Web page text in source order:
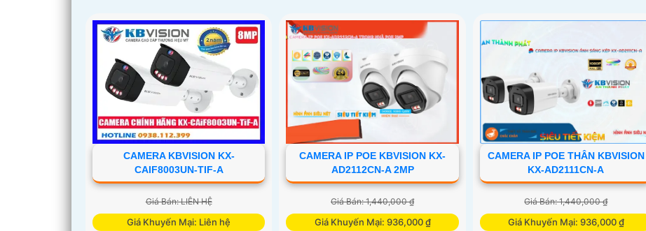
CAMERA KBVISION KX-
CAIF8003UN-TIF-A
Giá Bán: LIÊN HỆ
Giá Khuyến Mại: Liên hệ
CAMERA IP POE KBVISION KX-
AD2112CN-A 2MP
Giá Bán: 1,440,000 ₫
Giá Khuyến Mại: 936,000 ₫
CAMERA IP POE THÂN KBVISION
KX-AD2111CN-A
Giá Bán: 1,440,000 ₫
Giá Khuyến Mại: 936,000 ₫